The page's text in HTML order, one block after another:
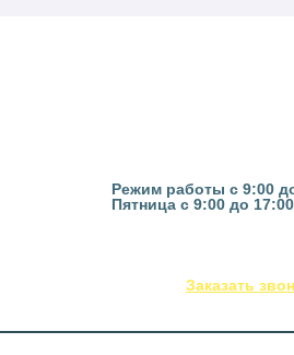
Режим работы с 9:00
Пятница с 9:00 до 17:00
Заказать